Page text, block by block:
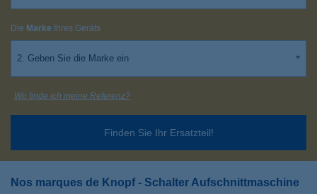
Die Marke Ihres Geräts
2. Geben Sie die Marke ein
Finden Sie Ihr Ersatzteil!
Wo finde ich meine Referenz?
Nos marques de Knopf - Schalter Aufschnittmaschine